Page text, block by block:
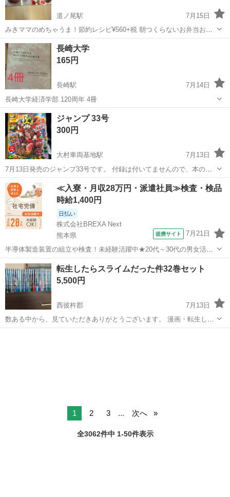
道ノ尾駅
7月15日
みきママのめちゃうま！節約レシピ¥560+税 朝つくらないお弁当おか
ず¥1333+税 2冊セット やや傷あります。 中身は綺麗なほうかと思い
ます。 中古にご理解いただけるかたにお譲りします。
長崎 長崎市 道ノ尾駅
長崎大学
165円
長崎駅
7月14日
長崎大学経済学部 120周年 4冊
長崎 西彼杵郡 長崎駅 ビジネス、経済
ジャンプ 33号
300円
大村車両基地駅
7月13日
7月13日発売のジャンプ33号です。 付録は付いてませんので、本のみ
となります。 新品非使用です。 宜しくお願いします
長崎 大村市 大村車両基地駅 雑誌 新品
≪入寮・月収28万円・派遣社員≫検査・検品
時給1,400円
日払い
株式会社BREXA Next
熊本県
提携サイト 7月21日
半導体製造装置の組立や検査！未経験活躍中★20代～30代の男女活躍
中★ワンルーム寮完備！赴任旅費会社負担！マイカー通勤OK！無料駐
車場あり！正社員登用あり！《熊本県菊池郡大津町》 人気の工場のお
仕事 ◇半導体製造装置の組立...
熊本 その他
転生したらスライムだった件32巻セット
5,500円
西彼杵郡
7月13日
数ある中から、見ていただきありがとうございます。 漫画・転生した
らスライムだった件の全巻セットになります。（以下続刊）1巻〜32巻
1 2 3 ... 次へ
全3062件中 1-50件表示